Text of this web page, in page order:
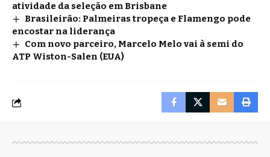
atividade da seleção em Brisbane
Brasileirão: Palmeiras tropeça e Flamengo pode
encostar na liderança
Com novo parceiro, Marcelo Melo vai à semi do
ATP Wiston-Salen (EUA)